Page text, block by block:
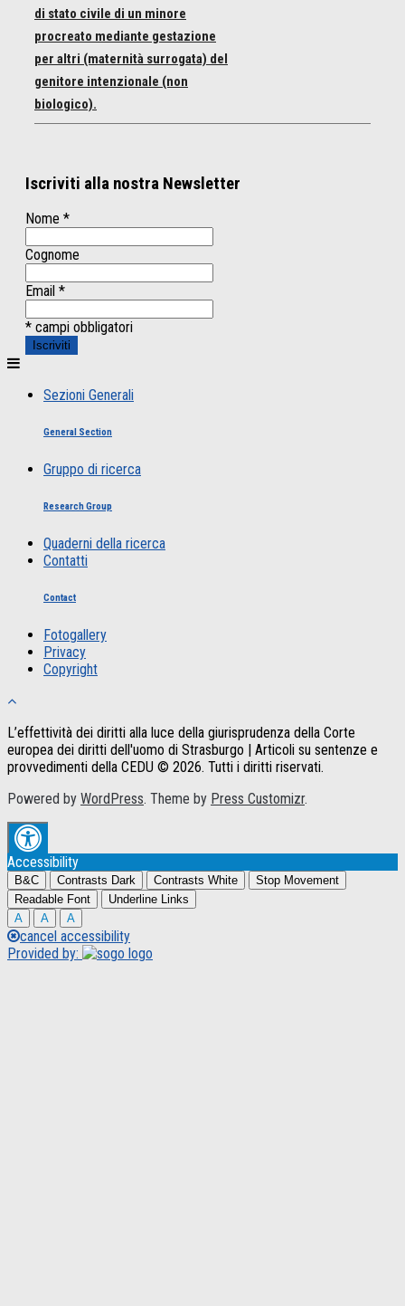
di stato civile di un minore
procreato mediante gestazione
per altri (maternità surrogata) del
genitore intenzionale (non
biologico).
Iscriviti alla nostra Newsletter
Nome *
Cognome
Email *
* campi obbligatori
Sezioni Generali
General Section
Gruppo di ricerca
Research Group
Quaderni della ricerca
Contatti
Contact
Fotogallery
Privacy
Copyright
L’effettività dei diritti alla luce della giurisprudenza della Corte
europea dei diritti dell'uomo di Strasburgo | Articoli su sentenze e
provvedimenti della CEDU © 2026. Tutti i diritti riservati.
Powered by WordPress. Theme by Press Customizr.
Accessibility
B&C Contrasts Dark Contrasts White
Stop Movement
Readable Font
Underline Links
A
A A
cancel accessibility
Provided by: